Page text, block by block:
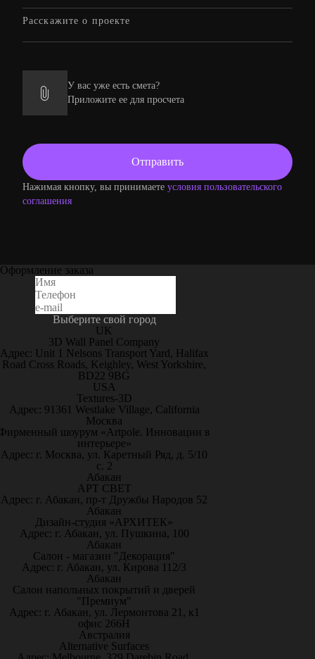
У вас уже есть смета?
Приложите ее для просчета
Нажимая кнопку, вы принимаете условия пользовательского
соглашения
Оформление заказа
Выберите свой город
UK
3D Wall Panel Company
Адрес: Unit 1 Nelsons Transport Yard, Halifax
Road Cross Roads, Keighley, West Yorkshire,
BD22 9BG
USA
Textures-3D
Адрес: 91361 Westlake Village, California
Москва
шоурум «Artpole. Инновации в
интерьере»
Адрес: г. Москва, ул. Каретный Ряд, д. 5/10
с. 2
Абакан
АРТ СВЕТ
Адрес: г. Абакан, пр-т Дружбы Народов 52
Абакан
Дизайн-студия «АРХИТЕК»
Адрес: г. Абакан, ул. Пушкина, 100
Абакан
Салон - магазин "Декорация"
Адрес: г. Абакан, ул. Кирова 112/3
Абакан
Салон напольных покрытий и дверей
"Премиум"
Адрес: г. Абакан, ул. Лермонтова 21, к1
офис 266Н
Австралия
Alternative Surfaces